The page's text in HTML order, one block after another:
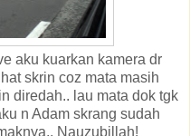
aku kuarkan kamera dr
skrin coz mata masih
diredah.. lau mata dok tgk
n Adam skrang sudah
Nauzubillah!